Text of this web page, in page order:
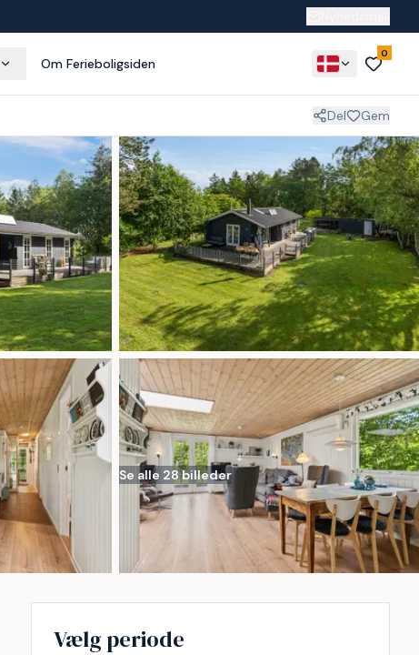
Om Ferieboligsiden
0
Del Gem
Se alle 28 billeder
Vælg periode